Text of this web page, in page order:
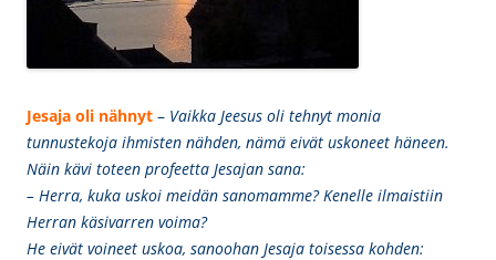
Jesaja oli nähnyt – Vaikka Jeesus oli tehnyt monia
tunnustekoja ihmisten nähden, nämä eivät uskoneet häneen.
Näin kävi toteen profeetta Jesajan sana:
– Herra, kuka uskoi meidän sanomamme? Kenelle ilmaistiin
Herran käsivarren voima?
He eivät voineet uskoa, sanoohan Jesaja toisessa kohden: